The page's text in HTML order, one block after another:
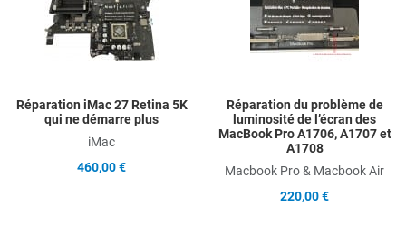
Add to Compare
Quick View
Réparation iMac 27 Retina 5K
qui ne démarre plus
iMac
460,00 €
Réparation du problème de
luminosité de l’écran des
MacBook Pro A1706, A1707 et
A1708
Macbook Pro & Macbook Air
220,00 €